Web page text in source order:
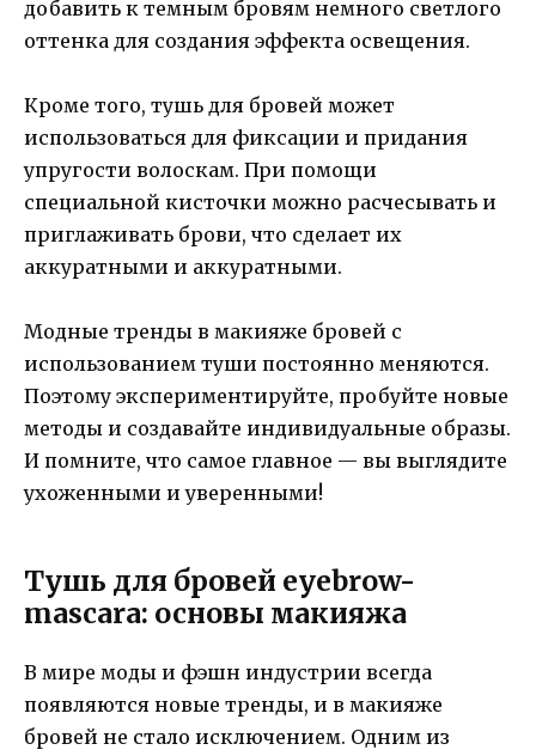
добавить к темным бровям немного светлого
оттенка для создания эффекта освещения.
Кроме того, тушь для бровей может
использоваться для фиксации и придания
упругости волоскам. При помощи
специальной кисточки можно расчесывать и
приглаживать брови, что сделает их
аккуратными и аккуратными.
Модные тренды в макияже бровей с
использованием туши постоянно меняются.
Поэтому экспериментируйте, пробуйте новые
методы и создавайте индивидуальные образы.
И помните, что самое главное — вы выглядите
ухоженными и уверенными!
Тушь для бровей eyebrow-
mascara: основы макияжа
В мире моды и фэшн индустрии всегда
появляются новые тренды, и в макияже
бровей не стало исключением. Одним из